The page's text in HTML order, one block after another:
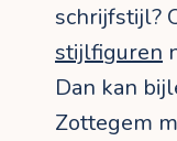
schrijfstijl?
stijlfiguren
Dan kan
Zottegem